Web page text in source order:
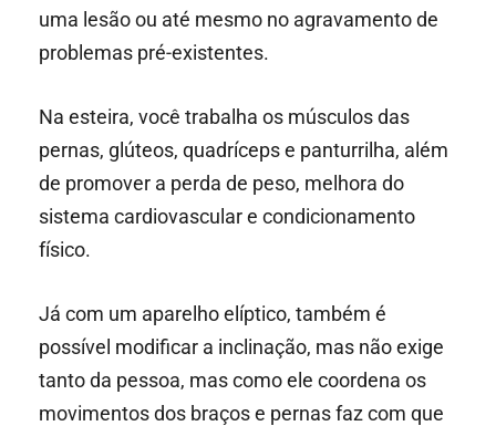
uma lesão ou até mesmo no agravamento de
problemas pré-existentes.
Na esteira, você trabalha os músculos das
pernas, glúteos, quadríceps e panturrilha, além
de promover a perda de peso, melhora do
sistema cardiovascular e condicionamento
físico.
Já com um aparelho elíptico, também é
possível modificar a inclinação, mas não exige
tanto da pessoa, mas como ele coordena os
movimentos dos braços e pernas faz com que